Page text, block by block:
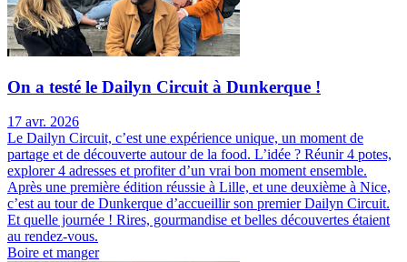
On a testé le Dailyn Circuit à Dunkerque !
17 avr. 2026
Le Dailyn Circuit, c’est une expérience unique, un moment de
partage et de découverte autour de la food. L’idée ? Réunir 4 potes,
explorer 4 adresses et profiter d’un vrai bon moment ensemble.
Après une première édition réussie à Lille, et une deuxième à Nice,
c’est au tour de Dunkerque d’accueillir son premier Dailyn Circuit.
Et quelle journée ! Rires, gourmandise et belles découvertes étaient
au rendez-vous.
Boire et manger